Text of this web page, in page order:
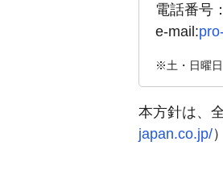
電話番号
e-mail:
※土・日曜日
本方針は、
japan.co.jp/